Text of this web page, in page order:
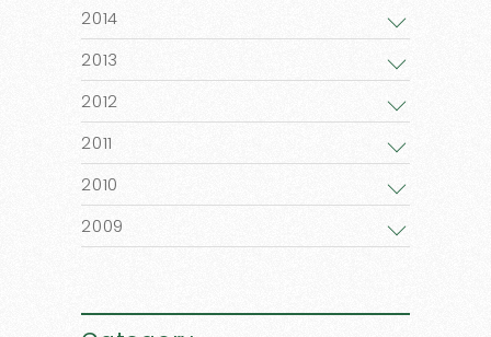
2014
2013
2012
2011
2010
2009